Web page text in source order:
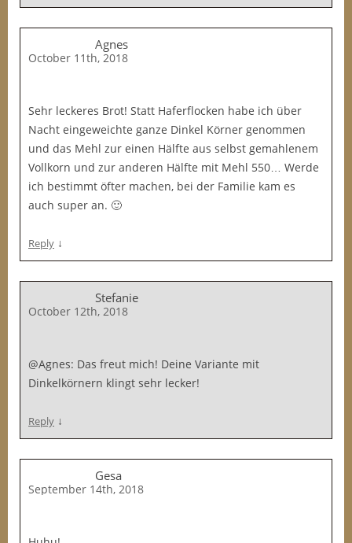
Agnes
October 11th, 2018
Sehr leckeres Brot! Statt Haferflocken habe ich über
Nacht eingeweichte ganze Dinkel Körner genommen
und das Mehl zur einen Hälfte aus selbst gemahlenem
Vollkorn und zur anderen Hälfte mit Mehl 550… Werde
ich bestimmt öfter machen, bei der Familie kam es
auch super an. 🙂
Reply ↓
Stefanie
October 12th, 2018
@Agnes: Das freut mich! Deine Variante mit
Dinkelkörnern klingt sehr lecker!
Reply ↓
Gesa
September 14th, 2018